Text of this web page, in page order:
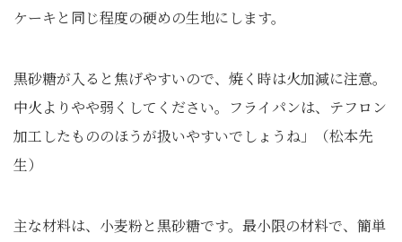
ケーキと同じ程度の硬めの生地にします。
黒砂糖が入ると焦げやすいので、焼く時は火加減に注意。
中火よりやや弱くしてください。フライパンは、テフロン
加工したもののほうが扱いやすいでしょうね」（松本先
生）
主な材料は、小麦粉と黒砂糖です。最小限の材料で、簡単